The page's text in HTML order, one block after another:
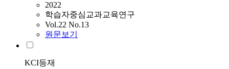
2022
학습자중심교과교육연구
Vol.22 No.13
원문보기
KCI등재